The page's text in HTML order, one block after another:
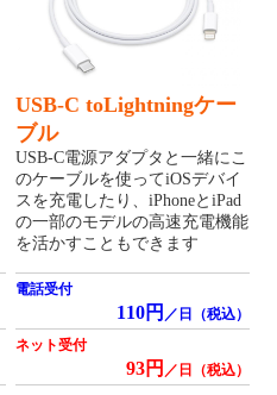
USB-C toLightningケー
ブル
USB-C電源アダプタと一緒にこ
のケーブルを使ってiOSデバイ
スを充電したり、iPhoneとiPad
の一部のモデルの高速充電機能
を活かすこともできます
電話受付
110円 ／日（税込）
ネット受付
93円 ／日（税込）